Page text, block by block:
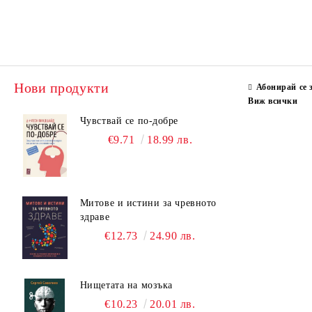
Нови продукти
Чувствай се по-добре
€9.71 18.99 лв.
Митове и истини за чревното
здраве
€12.73 24.90 лв.
Нищетата на мозъка
€10.23 20.01 лв.
Абонирай се
Виж всички